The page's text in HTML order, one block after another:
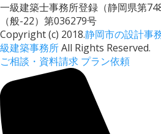
一級建築士事務所登録（静岡県第
（般-22）第036279号
Copyright (c) 2018.静岡市の設計事
級建築事務所All Rights Reserved.
ご相談・資料請求 プラン依頼